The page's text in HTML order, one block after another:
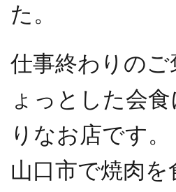
た。
仕事終わりのご
ょっとした会
りなお店です。
山口市で焼肉を